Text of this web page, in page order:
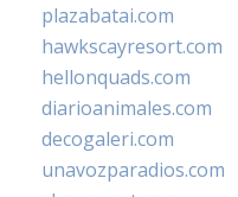
plazabatai.com
hawkscayresort.com
hellonquads.com
diarioanimales.com
decogaleri.com
unavozparadios.com